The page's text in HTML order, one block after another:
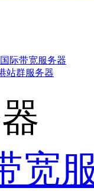
际带宽服务器
站群服务器
宽